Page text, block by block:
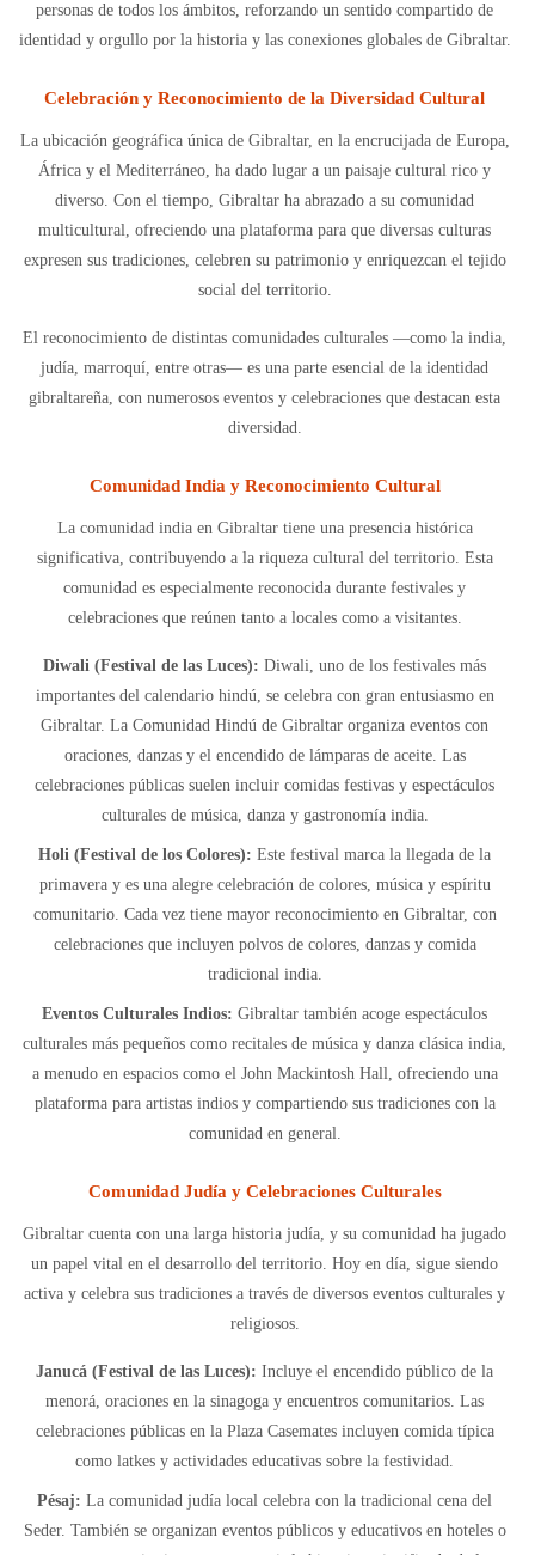
personas de todos los ámbitos, reforzando un sentido compartido de
identidad y orgullo por la historia y las conexiones globales de Gibraltar.
Celebración y Reconocimiento de la Diversidad Cultural
La ubicación geográfica única de Gibraltar, en la encrucijada de Europa,
África y el Mediterráneo, ha dado lugar a un paisaje cultural rico y
diverso. Con el tiempo, Gibraltar ha abrazado a su comunidad
multicultural, ofreciendo una plataforma para que diversas culturas
expresen sus tradiciones, celebren su patrimonio y enriquezcan el tejido
social del territorio.
El reconocimiento de distintas comunidades culturales —como la india,
judía, marroquí, entre otras— es una parte esencial de la identidad
gibraltareña, con numerosos eventos y celebraciones que destacan esta
diversidad.
Comunidad India y Reconocimiento Cultural
La comunidad india en Gibraltar tiene una presencia histórica
significativa, contribuyendo a la riqueza cultural del territorio. Esta
comunidad es especialmente reconocida durante festivales y
celebraciones que reúnen tanto a locales como a visitantes.
Diwali (Festival de las Luces): Diwali, uno de los festivales más
importantes del calendario hindú, se celebra con gran entusiasmo en
Gibraltar. La Comunidad Hindú de Gibraltar organiza eventos con
oraciones, danzas y el encendido de lámparas de aceite. Las
celebraciones públicas suelen incluir comidas festivas y espectáculos
culturales de música, danza y gastronomía india.
Holi (Festival de los Colores): Este festival marca la llegada de la
primavera y es una alegre celebración de colores, música y espíritu
comunitario. Cada vez tiene mayor reconocimiento en Gibraltar, con
celebraciones que incluyen polvos de colores, danzas y comida
tradicional india.
Eventos Culturales Indios: Gibraltar también acoge espectáculos
culturales más pequeños como recitales de música y danza clásica india,
a menudo en espacios como el John Mackintosh Hall, ofreciendo una
plataforma para artistas indios y compartiendo sus tradiciones con la
comunidad en general.
Comunidad Judía y Celebraciones Culturales
Gibraltar cuenta con una larga historia judía, y su comunidad ha jugado
un papel vital en el desarrollo del territorio. Hoy en día, sigue siendo
activa y celebra sus tradiciones a través de diversos eventos culturales y
religiosos.
Janucá (Festival de las Luces): Incluye el encendido público de la
menorá, oraciones en la sinagoga y encuentros comunitarios. Las
celebraciones públicas en la Plaza Casemates incluyen comida típica
como latkes y actividades educativas sobre la festividad.
Pésaj: La comunidad judía local celebra con la tradicional cena del
Seder. También se organizan eventos públicos y educativos en hoteles o